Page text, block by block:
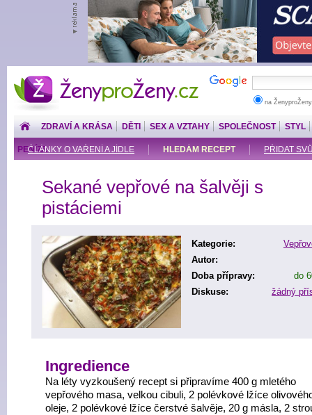
ŽenyproŽeny.cz
na
ZDRAVÍ A KRÁSA DĚTI SEX A VZTAHY SPOLEČNOST STYL
ČLÁNKY O VAŘENÍ A JÍDLE HLEDÁM RECEPT PŘIDAT
PENÍZE
Sekané vepřové na šalvěji s
pistáciemi
Kategorie:
Autor:
Doba přípravy:
do
Diskuse:
žádný
Ingredience
Na léty vyzkoušený recept si připravíme 400 g mletého
vepřového masa, velkou cibuli, 2 polévkové lžíce
oleje, 2 polévkové lžíce čerstvé šalvěje, 20 g másla, 2